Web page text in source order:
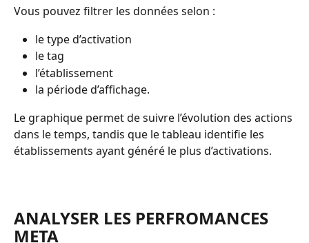
Vous pouvez filtrer les données selon :
le type d’activation
le tag
l’établissement
la période d’affichage.
Le graphique permet de suivre l’évolution des actions
dans le temps, tandis que le tableau identifie les
établissements ayant généré le plus d’activations.
ANALYSER LES PERFROMANCES
META